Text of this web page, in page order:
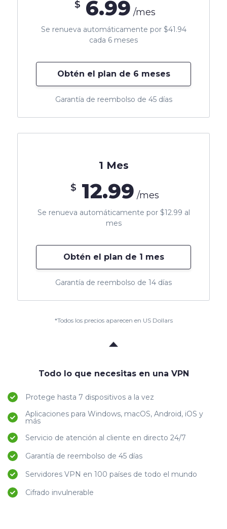
1 Mes
$ 12.99 /mes
Se renueva automáticamente por $12.99 al
mes
Obtén el plan de 1 mes
Garantía de reembolso de 14 días
$ 6.99 /mes
Se renueva automáticamente por $41.94
cada 6 meses
Obtén el plan de 6 meses
Garantía de reembolso de 45 días
*Todos los precios aparecen en US Dollars
Todo lo que necesitas en una VPN
Protege hasta 7 dispositivos a la vez
Aplicaciones para Windows, macOS, Android, iOS y
más
Servicio de atención al cliente en directo 24/7
Garantía de reembolso de 45 días
Servidores VPN en 100 países de todo el mundo
Cifrado invulnerable